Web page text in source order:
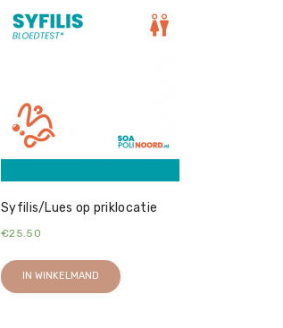
Syfilis/Lues op priklocatie
€25.50
IN WINKELMAND